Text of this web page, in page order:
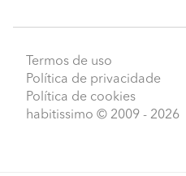
Termos de uso
Política de privacidade
Política de cookies
habitissimo © 2009 - 2026